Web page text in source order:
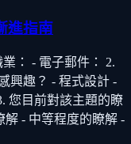
進指南
： - 電子郵件： 2.
興趣？ - 程式設計 -
您目前對該主題的瞭
解 - 中等程度的瞭解 -